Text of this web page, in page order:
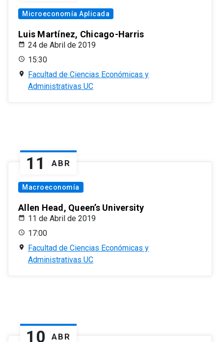
Microeconomía Aplicada
Luis Martínez, Chicago-Harris
24 de Abril de 2019
15:30
Facultad de Ciencias Económicas y
Administrativas UC
11 ABR
Macroeconomía
Allen Head, Queen’s University
11 de Abril de 2019
17:00
Facultad de Ciencias Económicas y
Administrativas UC
10 ABR